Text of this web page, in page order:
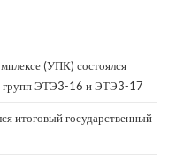
(УПК) состоялся
групп ЭТЭ3-16 и ЭТЭ3-17
итоговый государственный